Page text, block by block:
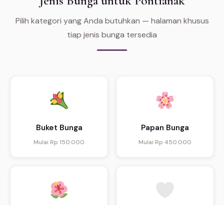
Pilih kategori yang Anda butuhkan — halaman khusus
tiap jenis bunga tersedia
Buket Bunga
Mulai Rp 150.000
Papan Bunga
Mulai Rp 450.000